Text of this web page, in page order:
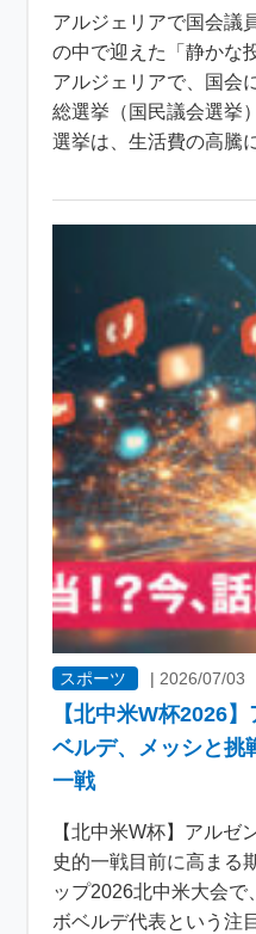
アルジェリアで国会
の中で迎えた「静かな
アルジェリアで、国会
総選挙（国民議会選挙
選挙は、生活費の高騰
スポーツ |2026/07/03
【北中米W杯2026
ベルデ、メッシと挑
一戦
【北中米W杯】アルゼ
史的一戦目前に高まる
ップ2026北中米大会で
ボベルデ代表という注